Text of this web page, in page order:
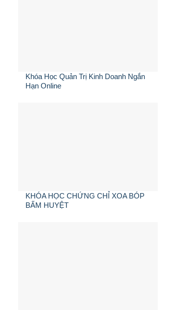
Khóa Học Quản Trị Kinh Doanh Ngắn
Hạn Online
KHÓA HỌC CHỨNG CHỈ XOA BÓP
BẤM HUYỆT